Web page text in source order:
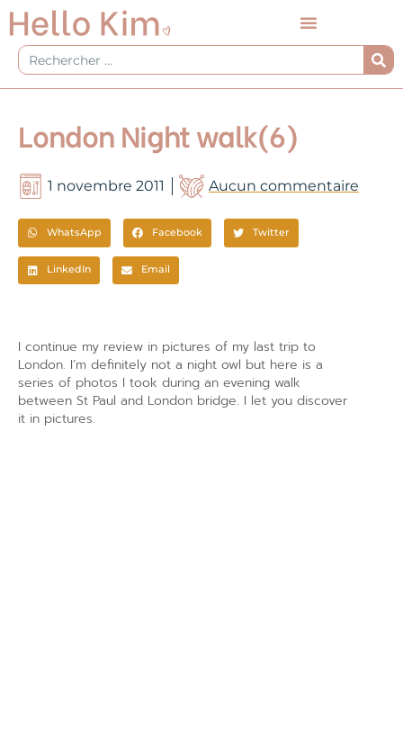
Aller
au
contenu
Rechercher
London Night walk(6)
1 novembre 2011 Aucun commentaire
WhatsApp Facebook Twitter
LinkedIn Email
I continue my review in pictures of my last trip to
London. I’m definitely not a night owl but here is a
series of photos I took during an evening walk
between St Paul and London bridge. I let you discover
it in pictures.